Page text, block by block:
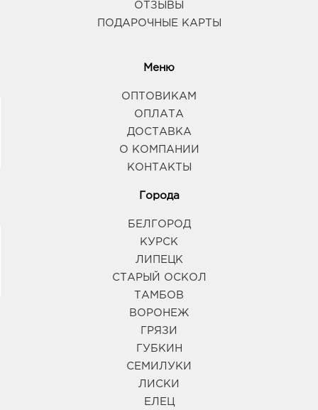
ОТЗЫВЫ
ПОДАРОЧНЫЕ КАРТЫ
Меню
ОПТОВИКАМ
ОПЛАТА
ДОСТАВКА
О КОМПАНИИ
КОНТАКТЫ
Города
БЕЛГОРОД
КУРСК
ЛИПЕЦК
СТАРЫЙ ОСКОЛ
ТАМБОВ
ВОРОНЕЖ
ГРЯЗИ
ГУБКИН
СЕМИЛУКИ
ЛИСКИ
ЕЛЕЦ